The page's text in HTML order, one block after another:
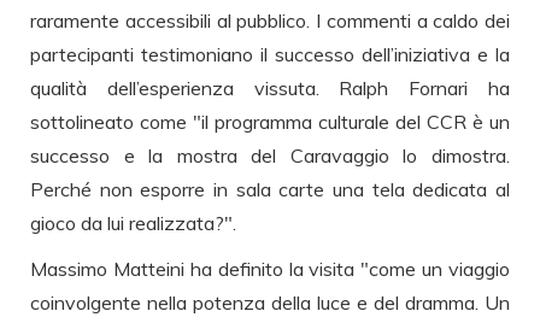
raramente accessibili al pubblico. I commenti a caldo dei
partecipanti testimoniano il successo dell’iniziativa e la
qualità dell’esperienza vissuta. Ralph Fornari ha
sottolineato come "il programma culturale del CCR è un
successo e la mostra del Caravaggio lo dimostra.
Perché non esporre in sala carte una tela dedicata al
gioco da lui realizzata?".
Massimo Matteini ha definito la visita "come un viaggio
coinvolgente nella potenza della luce e del dramma. Un